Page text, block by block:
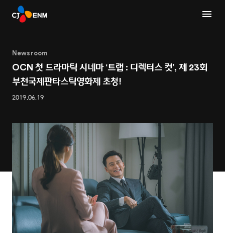
Newsroom
OCN 첫 드라마틱 시네마 ‘트랩 : 디렉터스 컷’, 제 23회
부천국제판타스틱영화제 초청!
2019.06.19